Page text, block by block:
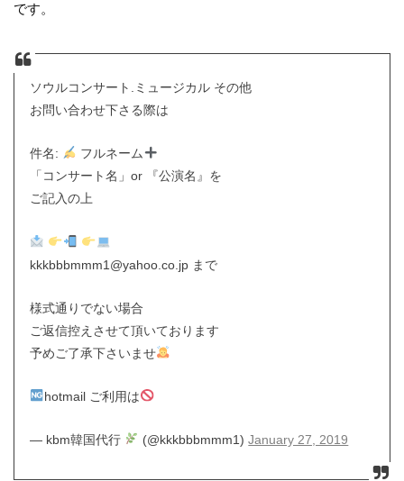
です。
ソウルコンサート.ミュージカル その他
お問い合わせ下さる際は
件名:
フルネーム
「コンサート名」or 『公演名』を
ご記入の上
kkkbbbmmm1@yahoo.co.jp まで
様式通りでない場合
ご返信控えさせて頂いております
予めご了承下さいませ
hotmail ご利用は
— kbm韓国代行 (@kkkbbbmmm1)January 27, 2019